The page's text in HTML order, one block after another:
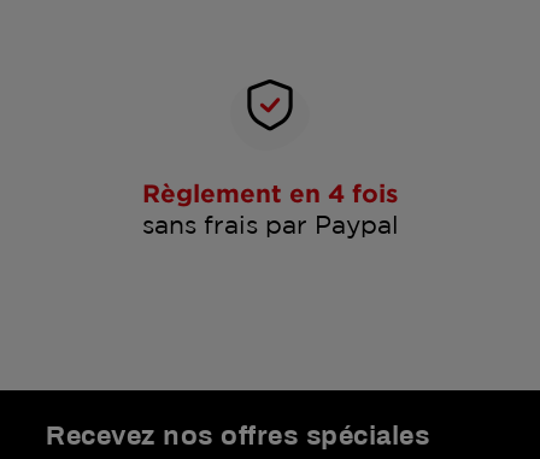
Règlement en 4 fois
sans frais par Paypal
Recevez nos offres spéciales